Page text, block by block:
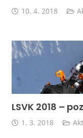
10. 4. 2018
LSVK 2018 –
1. 3. 2018